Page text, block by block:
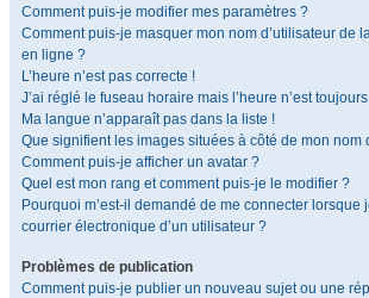
Comment puis-je modifier mes paramètres ?
Comment puis-je masquer mon nom d’utilisateur de
en ligne ?
L’heure n’est pas correcte !
J’ai réglé le fuseau horaire mais l’heure n’est
Ma langue n’apparaît pas dans la liste !
Que signifient les images situées à côté de mon nom
Comment puis-je afficher un avatar ?
Quel est mon rang et comment puis-je le modifier ?
Pourquoi m’est-il demandé de me connecter lorsque
courrier électronique d’un utilisateur ?
Problèmes de publication
Comment puis-je publier un nouveau sujet ou une